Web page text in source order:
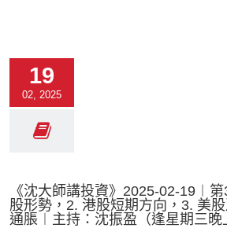
19
02, 2025
《沈大師講投資》2025-02-19︱
股形勢，2. 港股短期方向，3. 美
通脹︱主持：沈振盈（逢星期三晚